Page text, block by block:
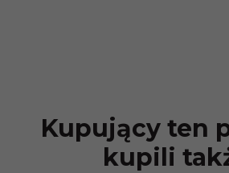
Kupujący ten
kupili